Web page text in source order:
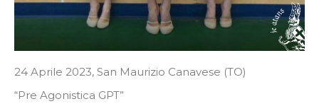
24 Aprile 2023, San Maurizio Canavese (TO)
“Pre Agonistica GPT”